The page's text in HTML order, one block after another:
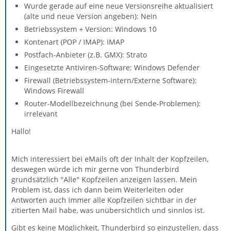
Wurde gerade auf eine neue Versionsreihe aktualisiert
(alte und neue Version angeben): Nein
Betriebssystem + Version: Windows 10
Kontenart (POP / IMAP): IMAP
Postfach-Anbieter (z.B. GMX): Strato
Eingesetzte Antiviren-Software: Windows Defender
Firewall (Betriebssystem-intern/Externe Software):
Windows Firewall
Router-Modellbezeichnung (bei Sende-Problemen):
irrelevant
Hallo!
Mich interessiert bei eMails oft der Inhalt der Kopfzeilen,
deswegen würde ich mir gerne von Thunderbird
grundsätzlich "Alle" Kopfzeilen anzeigen lassen. Mein
Problem ist, dass ich dann beim Weiterleiten oder
Antworten auch immer alle Kopfzeilen sichtbar in der
zitierten Mail habe, was unübersichtlich und sinnlos ist.
Gibt es keine Möglichkeit, Thunderbird so einzustellen, dass